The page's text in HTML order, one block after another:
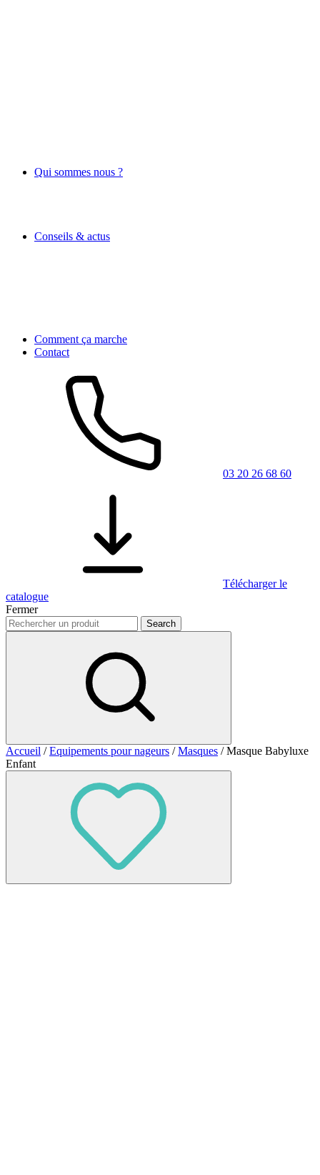
Qui sommes nous ?
Conseils & actus
Comment ça marche
Contact
03 20 26 68 60
Télécharger le
catalogue
Fermer
Accueil /Equipements pour nageurs /Masques / Masque Babyluxe
Enfant